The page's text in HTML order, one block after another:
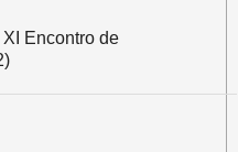
Encontro de